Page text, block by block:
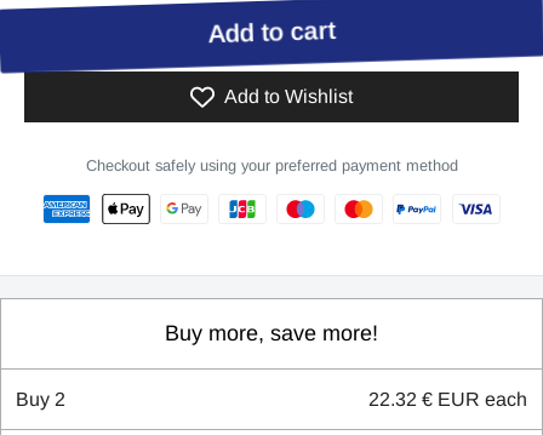
Add to cart
Add to Wishlist
Checkout safely using your preferred payment method
Buy more, save more!
Buy 2 22.32 € EUR each